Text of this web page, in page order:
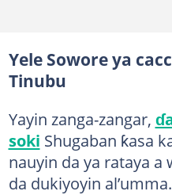
Yele Sowore ya
Tinubu
Yayin zanga-zangar,
soki Shugaban ƙasa
nauyin da ya rataya a
da dukiyoyin al’umma.